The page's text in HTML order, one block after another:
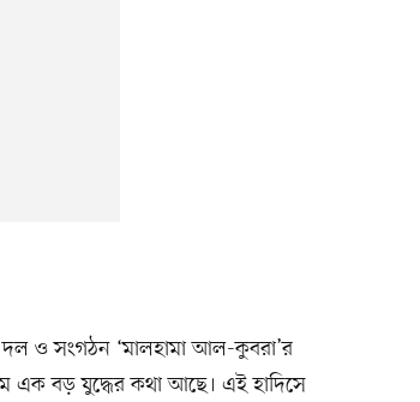
দল ও সংগঠন ‘মালহামা আল-কুবরা’র
এক বড় যুদ্ধের কথা আছে। এই হাদিসে